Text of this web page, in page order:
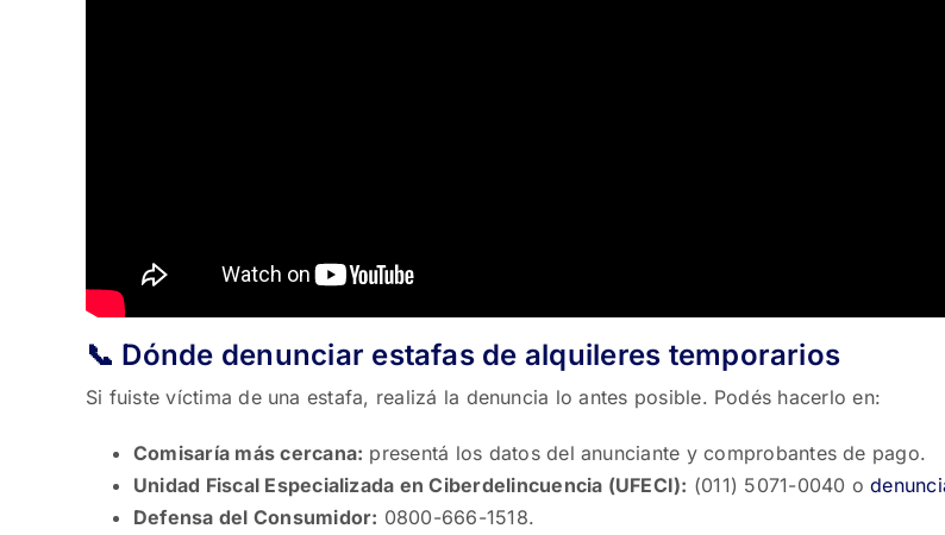
📞 Dónde denunciar estafas de alquileres temporarios
Si fuiste víctima de una estafa, realizá la denuncia lo antes posible. Podés hacerlo en:
Comisaría más cercana: presentá los datos del anunciante y comprobantes de pago.
Unidad Fiscal Especializada en Ciberdelincuencia (UFECI): (011) 5071-0040 o
Defensa del Consumidor: 0800-666-1518.